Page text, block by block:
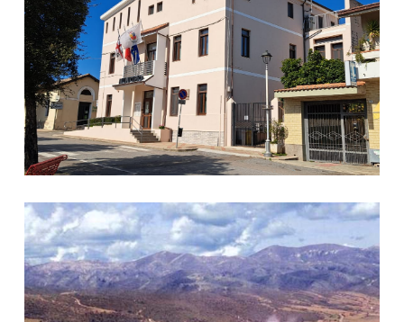
Immagine di Narcao